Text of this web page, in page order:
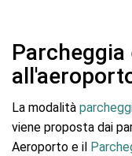
Parcheggia
La modalità
viene proposta dai
Aeroporto e il